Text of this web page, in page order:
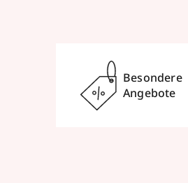
Besondere
Angebote